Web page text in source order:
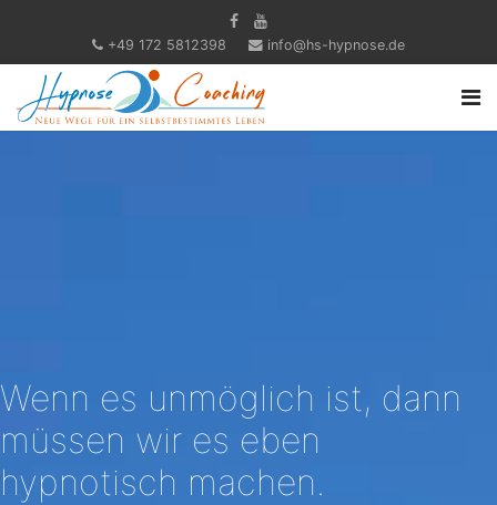
+49 172 5812398 info@hs-hypnose.de
Wenn es unmöglich ist, dann
müssen wir es eben
hypnotisch machen.